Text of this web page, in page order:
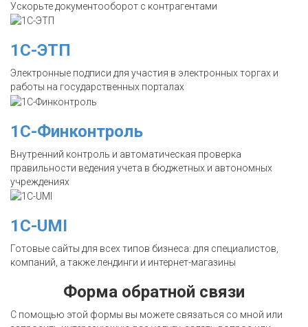
Ускорьте документооборот с контрагентами
1С-ЭТП
Электронные подписи для участия в электронных торгах и
работы на государственных порталах
1С-Финконтроль
Внутренний контроль и автоматическая проверка
правильности ведения учета в бюджетных и автономных
учреждениях
1C-UMI
Готовые сайты для всех типов бизнеса: для специалистов,
компаний, а также лендинги и интернет-магазины
Форма обратной связи
С помощью этой формы вы можете связаться со мной или